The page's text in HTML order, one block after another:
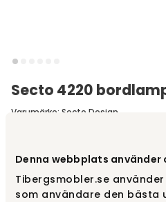
Denna webbplats använder
Tibergsmobler.se
som användare den bästa
Secto 4220
Varumärke: Secto Design
Naturbjörk